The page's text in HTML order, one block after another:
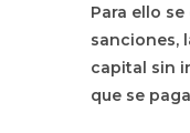
Para ello
sanciones,
capital sin
que se